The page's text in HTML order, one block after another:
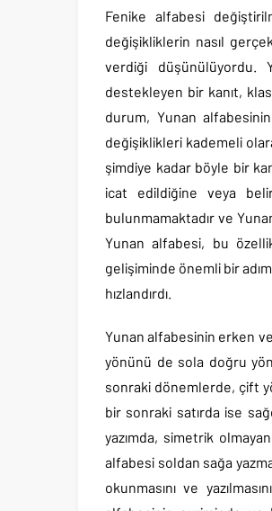
Fenike alfabesi
değişikliklerin nasıl
verdiği düşünülüyordu.
destekleyen bir kanıt,
durum, Yunan
değişiklikleri kademeli
şimdiye kadar böyle bir
icat edildiğine veya
bulunmamaktadır ve
Yunan alfabesi, bu
gelişiminde önemli bir
hızlandırdı.
Yunan alfabesinin erken
yönünü de sola doğru
sonraki dönemlerde, çift
bir sonraki satırda ise
yazımda, simetrik
alfabesi soldan sağa
okunmasını ve